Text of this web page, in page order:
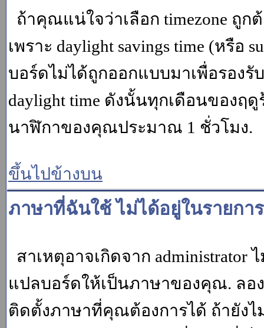
ถ้าคุณแน่ใจว่าเลือก timezone ถู
เพราะ daylight savings time (หรือ
บอร์ดไม่ได้ถูกออกแบบมาเพื่อรอง
daylight time ดังนั้นทุกเดือนของฤ
นาฬิกาของคุณประมาณ 1 ชั่วโมง.
ขึ้นไปข้างบน
ภาษาที่ฉันใช้ ไม่ได้อยู่ในรายกา
สาเหตุอาจเกิดจาก
แปลบอร์ดให้เป็นภาษาของคุณ. ลอง
ติดตั้งภาษาที่คุณต้องการได้ ถ้ายัง